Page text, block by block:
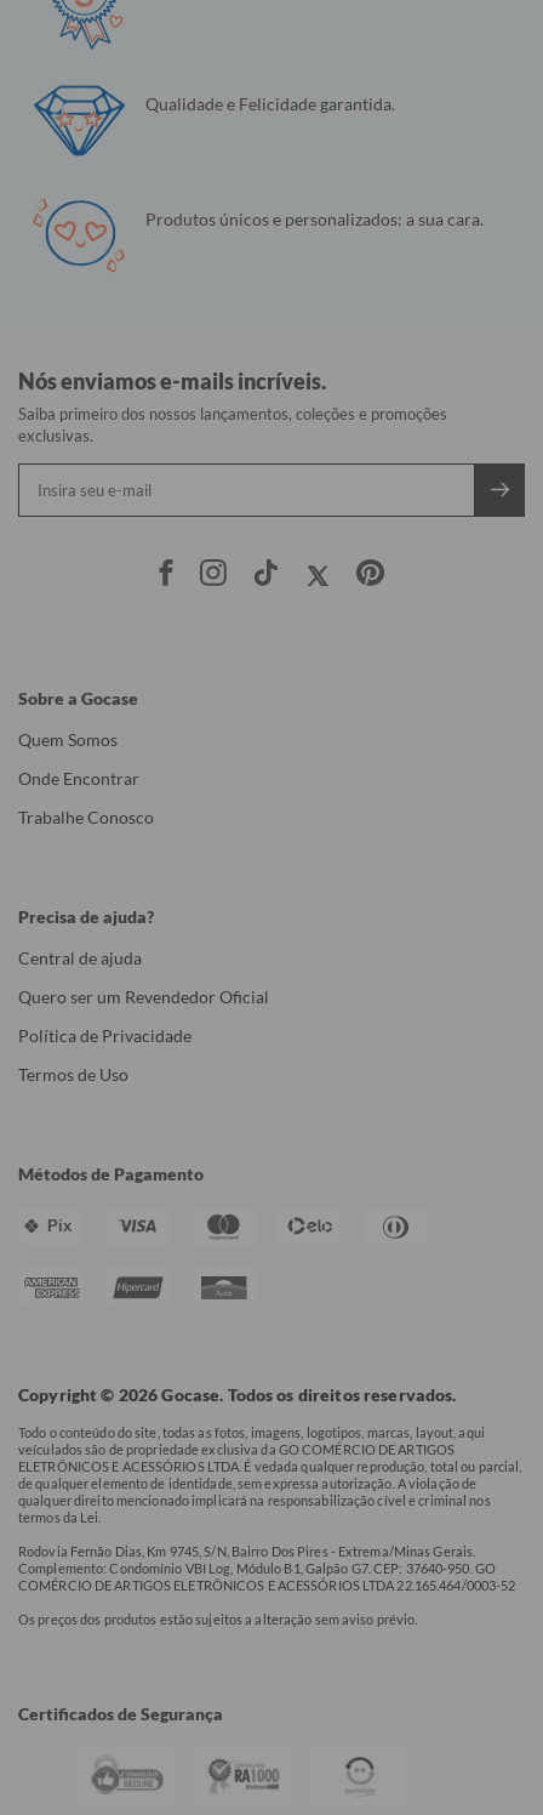
Qualidade e Felicidade garantida.
Produtos únicos e personalizados: a sua cara.
Nós enviamos e-mails incríveis.
Saiba primeiro dos nossos lançamentos, coleções e promoções
exclusivas.
Sobre a Gocase
Quem Somos
Onde Encontrar
Trabalhe Conosco
Precisa de ajuda?
Central de ajuda
Quero ser um Revendedor Oficial
Política de Privacidade
Termos de Uso
Métodos de Pagamento
Pix
Copyright © 2026 Gocase. Todos os direitos reservados.
Todo o conteúdo do site, todas as fotos, imagens, logotipos, marcas, layout, aqui
veículados são de propriedade exclusiva da GO COMÉRCIO DE ARTIGOS
ELETRÔNICOS E ACESSÓRIOS LTDA. É vedada qualquer reprodução, total ou parcial,
de qualquer elemento de identidade, sem expressa autorização. A violação de
qualquer direito mencionado implicará na responsabilização cível e criminal nos
termos da Lei.
Rodovia Fernão Dias, Km 9745, S/N, Bairro Dos Pires - Extrema/Minas Gerais.
Complemento: Condomínio VBI Log, Módulo B1, Galpão G7. CEP: 37640-950. GO
COMÉRCIO DE ARTIGOS ELETRÔNICOS E ACESSÓRIOS LTDA 22.165.464/0003-52
Os preços dos produtos estão sujeitos a alteração sem aviso prévio.
Certificados de Segurança